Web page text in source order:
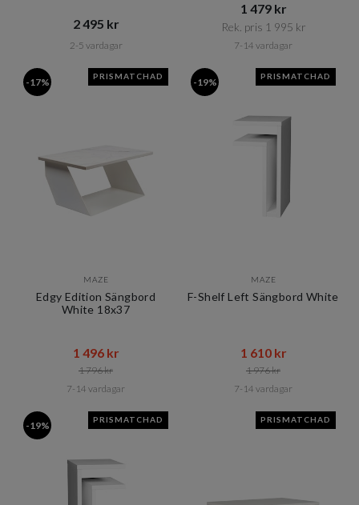
2 495 kr​​
2-5 vardagar
1 479 kr​​
Rek. pris 1 995 kr​​
7-14 vardagar
-17% PRISMATCHAD
MAZE
Edgy Edition Sängbord
White 18x37
1 496 kr​​
1 796 kr​​
7-14 vardagar
-19% PRISMATCHAD
MAZE
F-Shelf Left Sängbord White
1 610 kr​​
1 976 kr​​
7-14 vardagar
-19% PRISMATCHAD PRISMATCHAD